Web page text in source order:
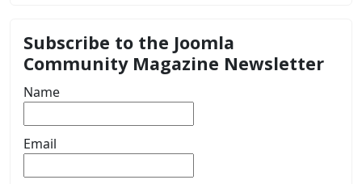
Subscribe to the Joomla
Community Magazine Newsletter
Name
Email